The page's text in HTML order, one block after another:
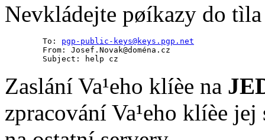
Nevkládejte pøíkazy do
        To:
        From: Josef.Novak@doména.cz
        Subject: help cz
Zaslání Va¹eho klíèe na
zpracování Va¹eho klíèe